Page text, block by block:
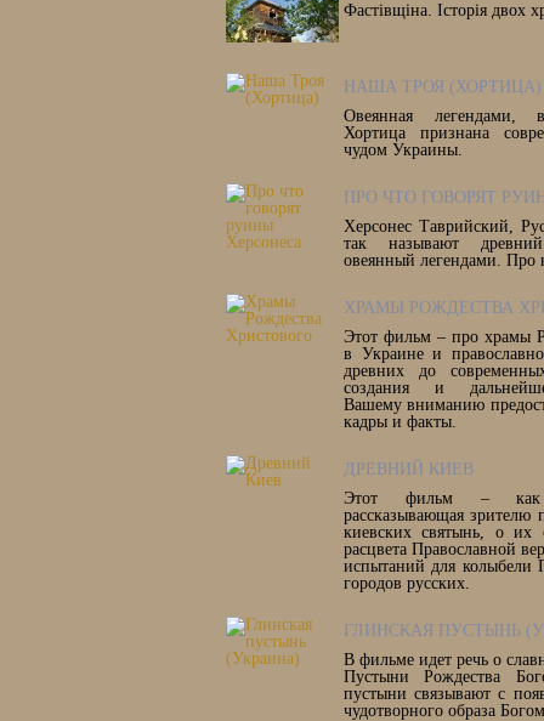
Фастівщіна. Історія двох
НАША ТРОЯ (ХОРТИЦА)
Овеянная легендами,
Хортица признана
чудом Украины.
ПРО ЧТО ГОВОРЯТ
Херсонес Таврийский,
так называют
овеянный легендами. Про
ХРАМЫ РОЖДЕСТВА
Этот фильм – про храмы
в Украине и
древних до
создания и
Вашему вниманию
кадры и факты.
ДРЕВНИЙ КИЕВ
Этот фильм – как
рассказывающая зрителю
киевских святынь, о их
расцвета Православной
испытаний для колыбели
городов русских.
ГЛИНСКАЯ ПУСТЫНЬ
В фильме идет речь о
Пустыни Рождества
пустыни связывают с
чудотворного образа